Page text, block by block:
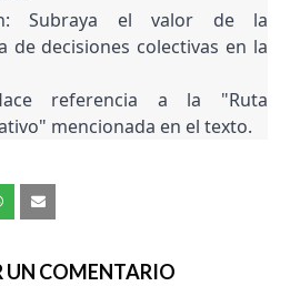
Subraya el valor de la
de decisiones colectivas en la
referencia a la "Ruta
mencionada en el texto.
UN COMENTARIO